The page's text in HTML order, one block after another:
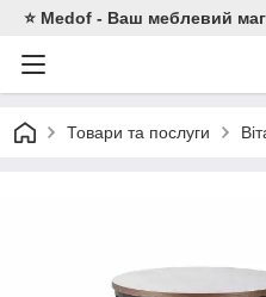
⭐ Medof - Ваш меблевий
Товари та послуги